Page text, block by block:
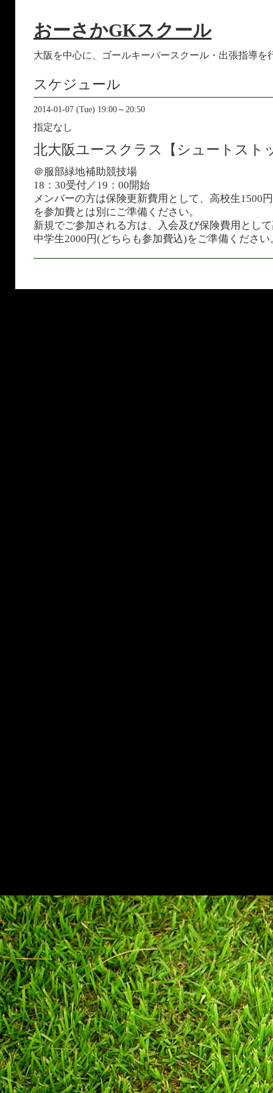
おーさかGKスクール
大阪を中心に、ゴールキーパースクール・出張指導を
スケジュール
2014-01-07 (Tue) 19:00～20:50
指定なし
北大阪ユースクラス【シュートスト
＠服部緑地補助競技場
18：30受付／19：00開始
メンバーの方は保険更新費用として、高校生1500
を参加費とは別にご準備ください。
新規でご参加される方は、入会及び保険費用とし
中学生2000円(どちらも参加費込)をご準備ください